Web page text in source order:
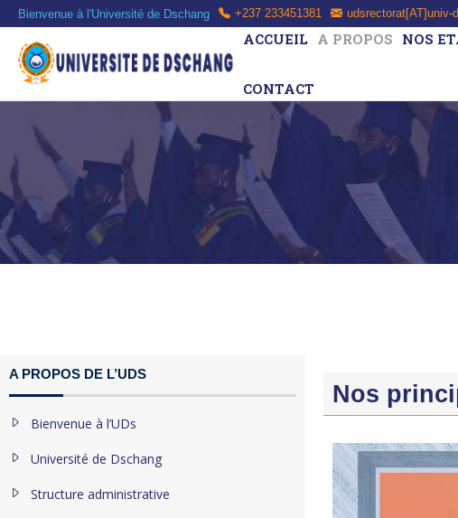
Bienvenue à l'Université de Dschang +237 233451381 udsrectorat[AT]univ-
ACCUEIL A PROPOS NOS
CONTACT
A PROPOS DE L’UDS
Bienvenue à l’UDs
Université de Dschang
Structure administrative
Nos